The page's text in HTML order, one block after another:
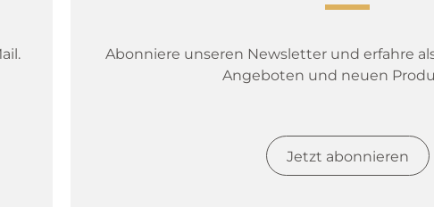
Abonniere unseren Newsletter und erfahre
Angeboten und neuen
Jetzt abonnieren